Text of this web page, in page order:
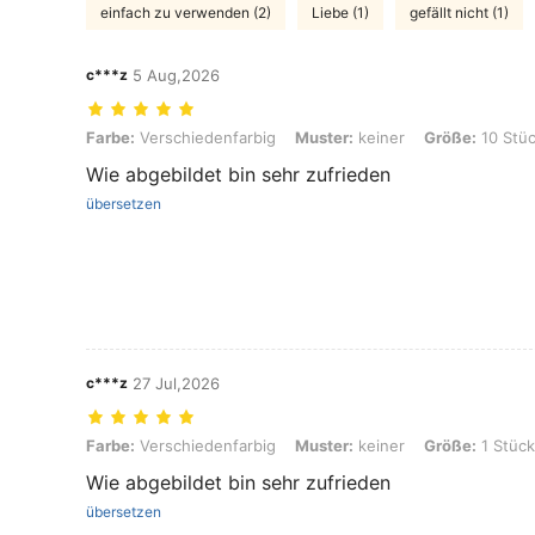
einfach zu verwenden (2) Liebe (1) gefällt nicht (1)
c***z 5 Aug,2026
Farbe: Verschiedenfarbig, Muster: keiner, Größe: 10 Stück-Welle
Farbe: Verschiedenfarbig Muster: keiner Größe: 10
Wie abgebildet bin sehr zufrieden
übersetzen
c***z 27 Jul,2026
Farbe: Verschiedenfarbig, Muster: keiner, Größe: 1 Stück - Zufällige
Farbe: Verschiedenfarbig Muster: keiner Größe: 1
Wie abgebildet bin sehr zufrieden
übersetzen